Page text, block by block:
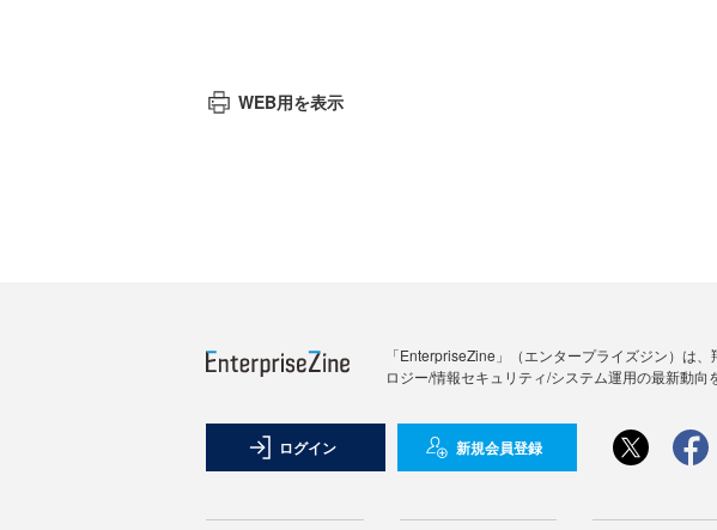
WEB用を表示
「EnterpriseZine」（エンタープライズジン）は
ロジー/情報セキュリティ/システム運用の最新動向
ログイン 新規会員登録